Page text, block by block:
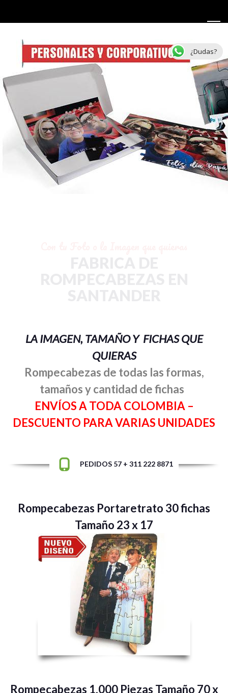
LA IMAGEN, TAMAÑO Y FICHAS QUE
QUIERAS
Rompecabezas de todas las formas,
tamaños y cantidad de fichas
ENVÍOS A TODA COLOMBIA –
DESCUENTO PARA VARIAS UNIDADES
PEDIDOS 57 + 311 222 8871
Rompecabezas Portaretrato 30 fichas
Tamaño 23 x 17
Rompecabezas 1.000 Piezas Tamaño 70 x
¿Dudas?